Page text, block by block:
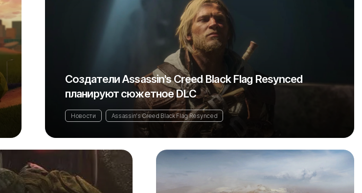
Создатели Assassin's Creed Black Flag Resynced
планируют сюжетное DLC
Новости Assassin's Creed Black Flag Resynced